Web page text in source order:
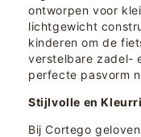
ontworpen voor
lichtgewicht
kinderen om de
verstelbare zadel-
perfecte pasvorm
Stijlvolle en
Bij Cortego